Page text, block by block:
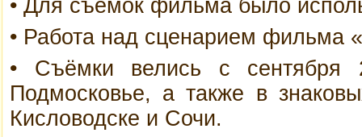
• Для съёмок фильма было
• Работа над сценарием фильма
• Съёмки велись с
Подмосковье, а также в
Кисловодске и Сочи.